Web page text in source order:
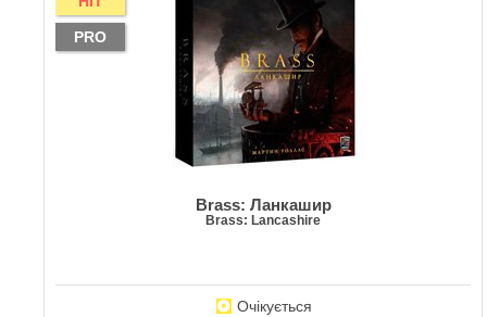
PRO
Brass: Ланкашир
Brass: Lancashire
Очікується